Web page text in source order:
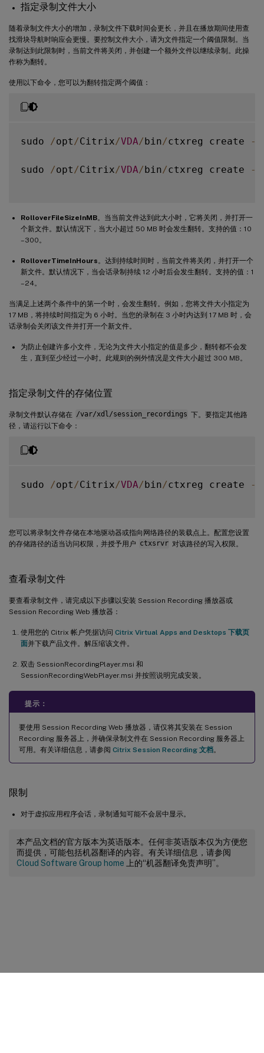
指定录制文件大小
随着录制文件大小的增加，录制文件下载时间会更长，并且在播放期间使用查
找滑块导航时响应会更慢。要控制文件大小，请为文件指定一个阈值限制。当
录制达到此限制时，当前文件将关闭，并创建一个额外文件以继续录制。此操
作称为翻转。
使用以下命令，您可以为翻转指定两个阈值：
sudo /opt /Citrix/VDA/bin/ctxreg create -
sudo /opt /Citrix/VDA/bin/ctxreg create -
RolloverFileSizeInMB。当当前文件达到此大小时，它将关闭，并打开一
个新文件。默认情况下，当大小超过 50 MB 时会发生翻转。支持的值：10
–300。
RolloverTimeInHours 。达到持续时间时，当前文件将关闭，并打开一个
新文件。默认情况下，当会话录制持续 12 小时后会发生翻转。支持的值：1
–24。
当满足上述两个条件中的第一个时，会发生翻转。例如，您将文件大小指定为
17 MB，将持续时间指定为 6 小时。当您的录制在 3 小时内达到 17 MB 时，会
话录制会关闭该文件并打开一个新文件。
为防止创建许多小文件，无论为文件大小指定的值是多少，翻转都不会发
生，直到至少经过一小时。此规则的例外情况是文件大小超过 300 MB。
指定录制文件的存储位置
录制文件默认存储在 /var/xdl/session_recordings 下。要指定其他路
径，请运行以下命令：
sudo /opt /Citrix/VDA/bin/ctxreg create -
您可以将录制文件存储在本地驱动器或指向网络路径的装载点上。配置您设置
的存储路径的适当访问权限，并授予用户 ctxsrvr 对该路径的写入权限。
查看录制文件
要查看录制文件，请完成以下步骤以安装 Session Recording 播放器或
Session Recording Web 播放器：
使用您的 Citrix 帐户凭据访问 Citrix Virtual Apps and Desktops 下载页
面并下载产品文件。解压缩该文件。
双击 SessionRecordingPlayer.msi 和
SessionRecordingWebPlayer.msi 并按照说明完成安装。
提示：
要使用 Session Recording Web 播放器，请仅将其安装在 Session
Recording 服务器上，并确保录制文件在 Session Recording 服务器上
可用。有关详细信息，请参阅 Citrix Session Recording 文档。
限制
对于虚拟应用程序会话，录制通知可能不会居中显示。
本产品文档的官方版本为英语版本。任何非英语版本仅为方便您
而提供，可能包括机器翻译的内容。有关详细信息，请参阅
Cloud Software Group home 上的“机器翻译免责声明”。